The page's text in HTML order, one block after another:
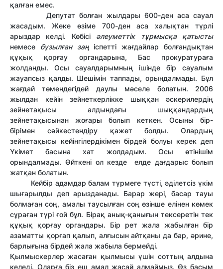
қалған емес.
Депутат болған жылдары 600-ден аса сауал
жасадым. Жеке өзіме 700-ден аса халықтан түрлі
арыздар келді. Көбісі әлеуметтік тұрмысқа қатысты
немесе бұзылған заңіспетті жағдайлар болғандықтан
құқық қорғау органдарына, Бас прокуратураға
жолданды. Осы сауалдарымның ішінде бір сауалым
жауапсыз қалды. Шешімін таппады, орындалмады. Бұл
жағдай төмендегідей даулы мәселе болатын. 2006
жылдан кейін зейнеткерлікке шыққан әскерилердің
зейнетақысы алдындағы шыққандардың
зейнетақысынан жоғары болып кеткен. Осыны бір-
бірімен сәйкестендіру қажет болды. Олардың
зейнетақысы кейінгілердікімен бірдей болуы керек деп
Үкімет басына хат жолдадым. Осы өтінішім
орындалмады. Өйткені ол кезде елде дағдарыс болып
жатқан болатын.
Кейбір адамдар балам түрмеге түсті, әділетсіз үкім
шығарылды деп арызданады. Барар жері, басар тауы
болмаған соң, амалы таусылған соң өзінше елінен көмек
сұраған түрі ғой бұл. Бірақ анық-қанығын тексеретін тек
құқық қорғау органдары. Бір рет жала жабылған бір
азаматты қорғап қалып, алғысын айтқаны да бар, әрине,
барлығына бірдей жала жабыла бермейді.
Қылмыскерлер жасаған қылмысы үшін соттың алдына
келеді. Оларға біз еш амал жасай алмаймыз. Өз басым